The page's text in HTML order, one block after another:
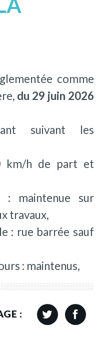
comme
du 29 juin 2026
suivant les
km/h de part et
: maintenue sur
travaux,
: rue barrée sauf
: maintenus,
: